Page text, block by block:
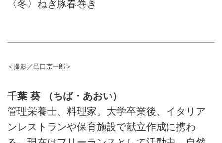
〈冬〉ねぎ豚春巻き
＜撮影／邑口京一郎＞
千葉 葵 （ちば・あおい）
管理栄養士、料理家。大学卒業後、イタリア
ンレストランや保育施設で献立作成に携わ